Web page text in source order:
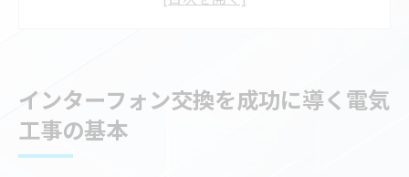
工程
電気工事士が語るインターフォン工事の要
インターフォン交換を成功に導く電気
工事の基本